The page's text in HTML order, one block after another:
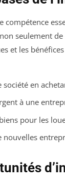
compétence
seulement
et les
en
à une
pour les